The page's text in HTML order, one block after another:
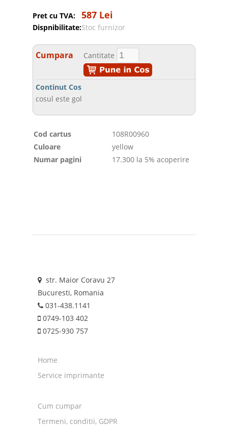
Pret cu TVA: 587 Lei
Dispnibilitate:Stoc furnizor
Cumpara Cantitate
Continut Cos
cosul este gol
Cod cartus
108R00960
Culoare
yellow
Numar pagini
17.300 la 5% acoperire
str. Maior Coravu 27
Bucuresti, Romania
031-438.1141
0749-103 402
0725-930 757
Home
Service imprimante
Cum cumpar
Termeni, conditii, GDPR